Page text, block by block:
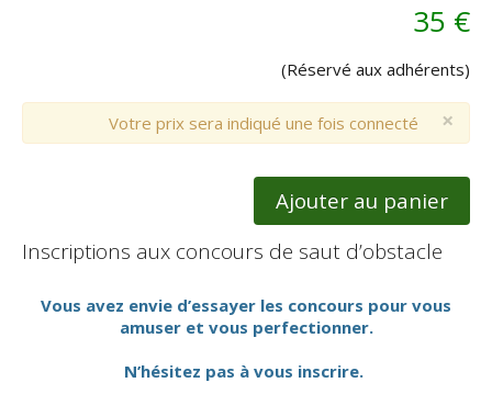
35 €
(Réservé aux adhérents)
×
Votre prix sera indiqué une fois connecté
Ajouter au panier
Inscriptions aux concours de saut d’obstacle
Vous avez envie d’essayer les concours pour vous
amuser et vous perfectionner.
N’hésitez pas à vous inscrire.